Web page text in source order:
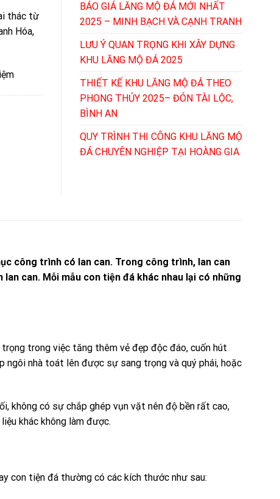
thác từ
Hóa,
BÁO GIÁ LĂNG MỘ ĐÁ MỚI NHẤT
2025 – MINH BẠCH VÀ CẠNH TRANH
LƯU Ý QUAN TRỌNG KHI XÂY DỰNG
KHU LĂNG MỘ ĐÁ 2025
THIẾT KẾ KHU LĂNG MỘ ĐÁ THEO
PHONG THỦY 2025– ĐÓN TÀI LỘC,
BÌNH AN
QUY TRÌNH THI CÔNG KHU LĂNG MỘ
ĐÁ CHUYÊN NGHIỆP TẠI HOÀNG GIA
công trình có lan can. Trong công trình, lan can
can. Mỗi mẫu con tiện đá khác nhau lại có những
trong việc tăng thêm vẻ đẹp độc đáo, cuốn hút
ngôi nhà toát lên được sự sang trọng và quý phái, hoặc
không có sự chắp ghép vụn vặt nên độ bền rất cao,
khác không làm được.
con tiện đá thường có các kích thước như sau: